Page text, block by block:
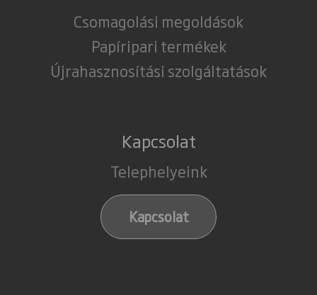
Csomagolási megoldások
Papíripari termékek
Újrahasznosítási szolgáltatások
Kapcsolat
Telephelyeink
Kapcsolat